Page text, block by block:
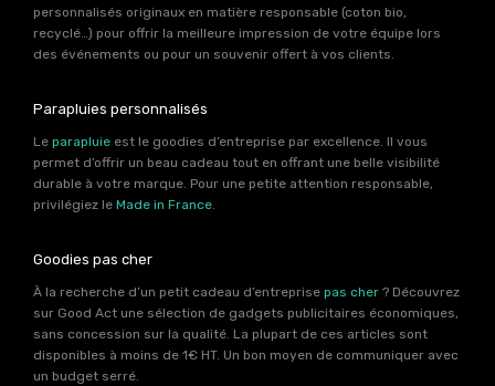
personnalisés originaux en matière responsable (coton bio,
recyclé…) pour offrir la meilleure impression de votre équipe lors
des événements ou pour un souvenir offert à vos clients.
Parapluies personnalisés
Le parapluie est le goodies d’entreprise par excellence. Il vous
permet d’offrir un beau cadeau tout en offrant une belle visibilité
durable à votre marque. Pour une petite attention responsable,
privilégiez le Made in France.
Goodies pas cher
À la recherche d’un petit cadeau d’entreprise pas cher ? Découvrez
sur Good Act une sélection de gadgets publicitaires économiques,
sans concession sur la qualité. La plupart de ces articles sont
disponibles à moins de 1€ HT. Un bon moyen de communiquer avec
un budget serré.